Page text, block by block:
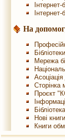
На
Мережа
Асоціація
Сторінка
Проєкт
Нові
Книги